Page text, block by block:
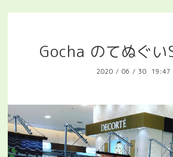
Gocha のてぬぐい
2020 / 06 / 30 19:47